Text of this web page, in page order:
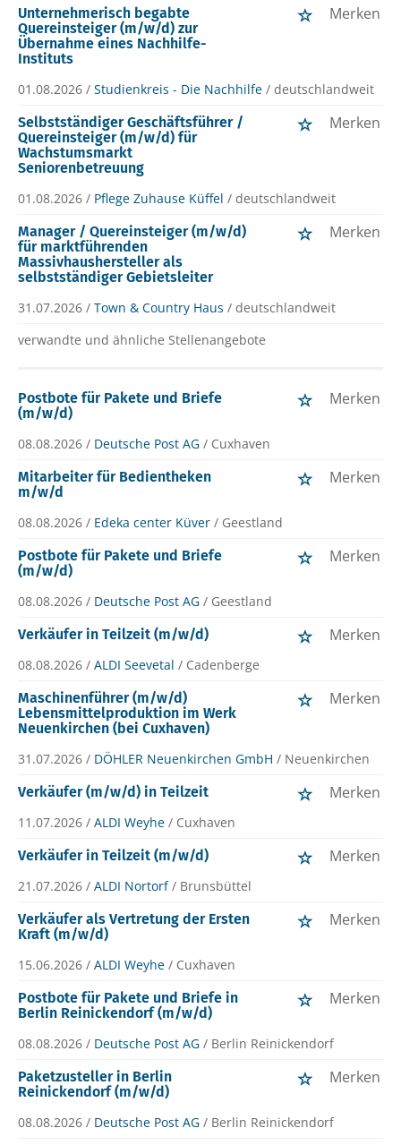
Unternehmerisch begabte
Quereinsteiger (m/w/d) zur
Übernahme eines Nachhilfe-
Instituts
Merken
01.08.2026 / Studienkreis - Die Nachhilfe / deutschlandweit
Selbstständiger Geschäftsführer /
Quereinsteiger (m/w/d) für
Wachstumsmarkt
Seniorenbetreuung
Merken
01.08.2026 / Pflege Zuhause Küffel / deutschlandweit
Manager / Quereinsteiger (m/w/d)
für marktführenden
Massivhaushersteller als
selbstständiger Gebietsleiter
Merken
31.07.2026 / Town & Country Haus / deutschlandweit
verwandte und ähnliche Stellenangebote
Postbote für Pakete und Briefe
(m/w/d)
Merken
08.08.2026 / Deutsche Post AG / Cuxhaven
Mitarbeiter für Bedientheken
m/w/d
Merken
08.08.2026 / Edeka center Küver / Geestland
Postbote für Pakete und Briefe
(m/w/d)
Merken
08.08.2026 / Deutsche Post AG / Geestland
Verkäufer in Teilzeit (m/w/d)
Merken
08.08.2026 / ALDI Seevetal / Cadenberge
Maschinenführer (m/w/d)
Lebensmittelproduktion im Werk
Neuenkirchen (bei Cuxhaven)
Merken
31.07.2026 / DÖHLER Neuenkirchen GmbH / Neuenkirchen
Verkäufer (m/w/d) in Teilzeit
Merken
11.07.2026 / ALDI Weyhe / Cuxhaven
Verkäufer in Teilzeit (m/w/d)
Merken
21.07.2026 / ALDI Nortorf / Brunsbüttel
Verkäufer als Vertretung der Ersten
Kraft (m/w/d)
Merken
15.06.2026 / ALDI Weyhe / Cuxhaven
Postbote für Pakete und Briefe in
Berlin Reinickendorf (m/w/d)
Merken
08.08.2026 / Deutsche Post AG / Berlin Reinickendorf
Paketzusteller in Berlin
Reinickendorf (m/w/d)
Merken
08.08.2026 / Deutsche Post AG / Berlin Reinickendorf